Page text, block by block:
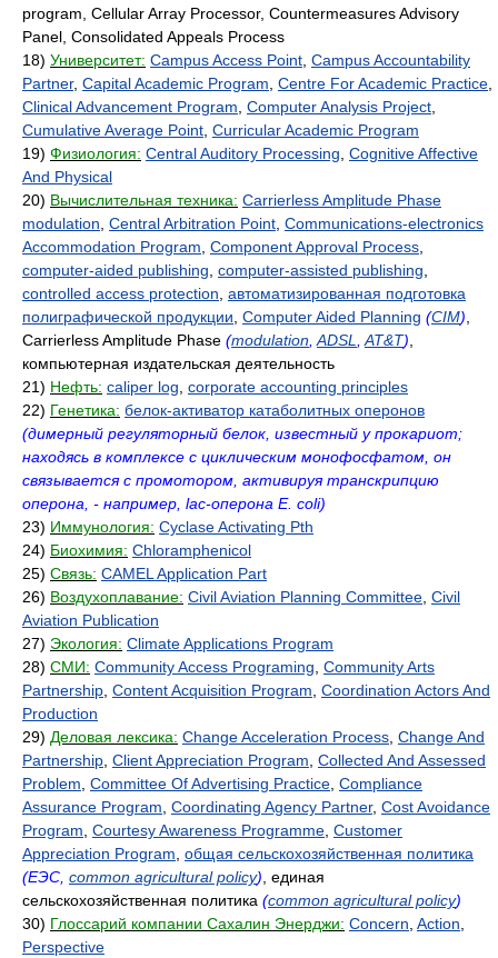
program, Cellular Array Processor, Countermeasures Advisory
Panel, Consolidated Appeals Process
18) Университет: Campus Access Point Campus Accountability
Partner, Capital Academic Program Centre For Academic Practice
Clinical Advancement Program Computer Analysis Project
Cumulative Average Point Curricular Academic Program
19) Физиология: Central Auditory Processing Cognitive Affective
And Physical
20) Вычислительная техника: Carrierless Amplitude Phase
modulation Central Arbitration Point Communications-electronics
Accommodation Program Component Approval Process
computer-aided publishing computer-assisted publishing
controlled access protection автоматизированная подготовка
полиграфической продукции Computer Aided Planning (CIM)
Carrierless Amplitude Phase (modulation ADSL AT&T)
компьютерная издательская деятельность
21) Нефть: caliper log corporate accounting principles
22) Генетика: белок-активатор катаболитных оперонов
(димерный регуляторный белок, известный у прокариот;
находясь в комплексе с циклическим монофосфатом, он
связывается с промотором, активируя транскрипцию
оперона, - например, lac-оперона E. coli)
23) Иммунология: Cyclase Activating Pth
24) Биохимия: Chloramphenicol
25) Связь: CAMEL Application Part
26) Воздухоплавание: Civil Aviation Planning Committee Civil
Aviation Publication
27) Экология: Climate Applications Program
28) СМИ: Community Access Programing Community Arts
Partnership Content Acquisition Program Coordination Actors And
Production
29) Деловая лексика: Change Acceleration Process Change And
Partnership Client Appreciation Program Collected And Assessed
Problem Committee Of Advertising Practice Compliance
Assurance Program Coordinating Agency Partner, Cost Avoidance
Program Courtesy Awareness Programme Customer
Appreciation Program общая сельскохозяйственная политика
(ЕЭС, common agricultural policy) , единая
сельскохозяйственная политика (common agricultural policy)
30) Глоссарий компании Сахалин Энерджи: Concern Action
Perspective